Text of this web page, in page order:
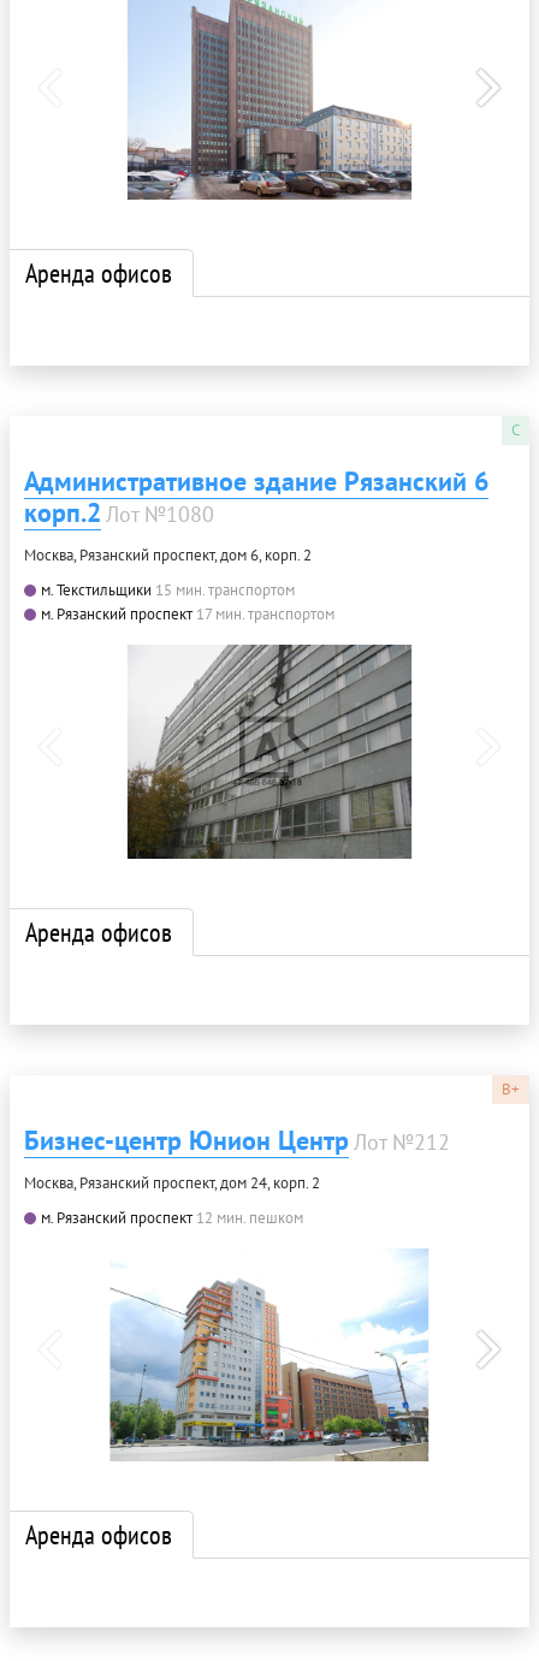
Аренда офисов
C
Административное здание Рязанский 6
корп.2 Лот №1080
Москва, Рязанский проспект, дом 6, корп. 2
м. Текстильщики 15 мин. транспортом
м. Рязанский проспект 17 мин. транспортом
Аренда офисов
B+
Бизнес-центр Юнион Центр Лот №212
Москва, Рязанский проспект, дом 24, корп. 2
м. Рязанский проспект 12 мин. пешком
Аренда офисов